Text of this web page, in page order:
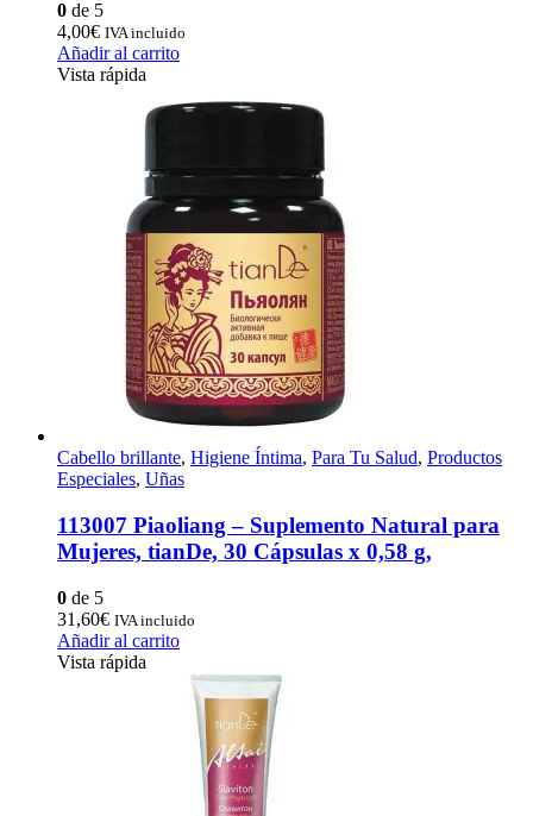
0 de 5
4,00€ IVA incluido
Añadir al carrito
Vista rápida
Cabello brillante, Higiene Íntima, Para Tu Salud, Productos
Especiales, Uñas
113007 Piaoliang – Suplemento Natural para
Mujeres, tianDe, 30 Cápsulas x 0,58 g,
0 de 5
31,60€ IVA incluido
Añadir al carrito
Vista rápida